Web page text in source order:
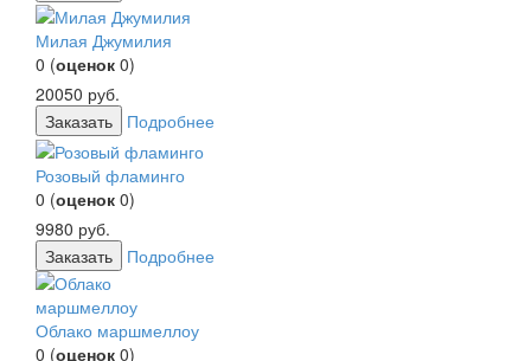
Милая Джумилия
0 (оценок 0)
20050 руб.
Заказать
Подробнее
Розовый фламинго
0 (оценок 0)
9980 руб.
Заказать
Подробнее
Облако маршмеллоу
0 (оценок 0)